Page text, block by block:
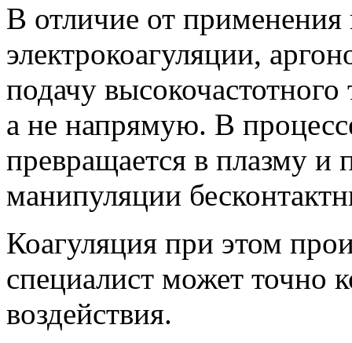
В отличие от применения
электрокоагуляции,
подачу
а не напрямую. В
превращается в плазму и
манипуляции
Коагуляция при этом
специалист может точно
воздействия.